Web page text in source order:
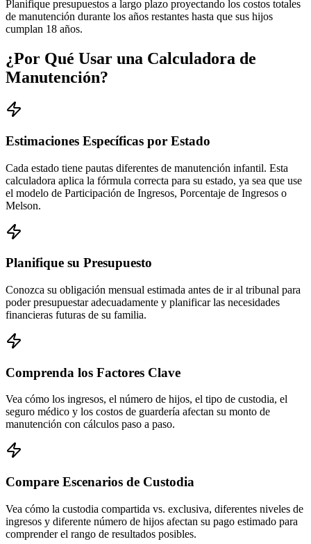
Planifique presupuestos a largo plazo proyectando los costos totales
de manutención durante los años restantes hasta que sus hijos
cumplan 18 años.
¿Por Qué Usar una Calculadora de
Manutención?
Estimaciones Específicas por Estado
Cada estado tiene pautas diferentes de manutención infantil. Esta
calculadora aplica la fórmula correcta para su estado, ya sea que use
el modelo de Participación de Ingresos, Porcentaje de Ingresos o
Melson.
Planifique su Presupuesto
Conozca su obligación mensual estimada antes de ir al tribunal para
poder presupuestar adecuadamente y planificar las necesidades
financieras futuras de su familia.
Comprenda los Factores Clave
Vea cómo los ingresos, el número de hijos, el tipo de custodia, el
seguro médico y los costos de guardería afectan su monto de
manutención con cálculos paso a paso.
Compare Escenarios de Custodia
Vea cómo la custodia compartida vs. exclusiva, diferentes niveles de
ingresos y diferente número de hijos afectan su pago estimado para
comprender el rango de resultados posibles.